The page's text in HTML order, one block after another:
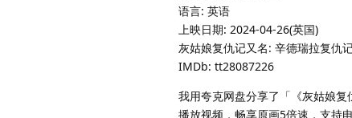
语言: 英语
上映日期: 2024-04-26(英国)
灰姑娘复仇记又名: 辛德瑞拉复仇
IMDb: tt28087226
我用夸克网盘分享了「《灰姑娘
播放视频，畅享原画5倍速，支持电